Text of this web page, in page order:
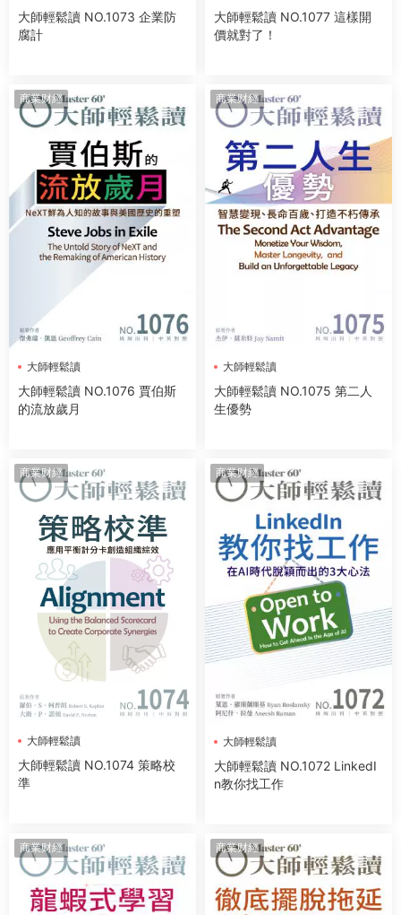
大師輕鬆讀 NO.1073 企業防
腐計
大師輕鬆讀 NO.1077 這樣開
價就對了！
商業财經
大師輕鬆讀
大師輕鬆讀 NO.1076 賈伯斯
的流放歲月
商業财經
大師輕鬆讀
大師輕鬆讀 NO.1075 第二人
生優勢
商業财經
大師輕鬆讀
大師輕鬆讀 NO.1074 策略校
準
商業财經
大師輕鬆讀
大師輕鬆讀 NO.1072 LinkedI
n教你找工作
商業财經 商業财經